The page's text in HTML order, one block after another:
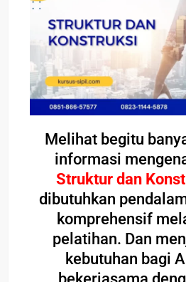
Melihat begitu
informasi
Struktur dan
dibutuhkan
komprehensif
pelatihan. Dan
kebutuhan bagi